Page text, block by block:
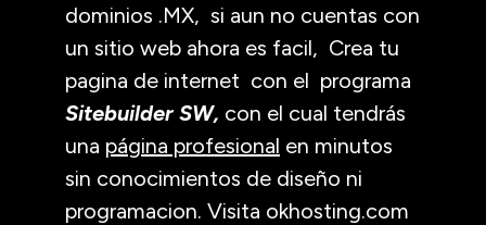
dominios .MX, si aun no cuentas con
un sitio web ahora es facil, Crea tu
pagina de internet con el programa
Sitebuilder SW, con el cual tendrás
una página profesional en minutos
sin conocimientos de diseño ni
programacion. Visita okhosting.com